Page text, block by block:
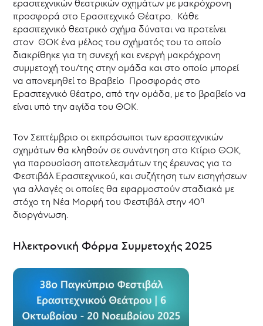
ερασιτεχνικών θεατρικών σχημάτων με μακρόχρονη
προσφορά στο Ερασιτεχνικό Θέατρο. Κάθε
ερασιτεχνικό θεατρικό σχήμα δύναται να προτείνει
στον ΘΟΚ ένα μέλος του σχήματός του το οποίο
διακρίθηκε για τη συνεχή και ενεργή μακρόχρονη
συμμετοχή του/της στην ομάδα και στο οποίο μπορεί
να απονεμηθεί το Βραβείο Προσφοράς στο
Ερασιτεχνικό θέατρο, από την ομάδα, με το βραβείο να
είναι υπό την αιγίδα του ΘΟΚ.
Τον Σεπτέμβριο οι εκπρόσωποι των ερασιτεχνικών
σχημάτων θα κληθούν σε συνάντηση στο Κτίριο ΘΟΚ,
για παρουσίαση αποτελεσμάτων της έρευνας για το
Φεστιβάλ Ερασιτεχνικού, και συζήτηση των εισηγήσεων
για αλλαγές οι οποίες θα εφαρμοστούν σταδιακά με
στόχο τη Νέα Μορφή του Φεστιβάλ στην 40η
διοργάνωση.
Ηλεκτρονική Φόρμα Συμμετοχής 2025